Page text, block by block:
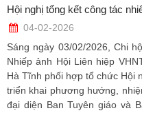
Hội nghị tổng kết công tác
04-02-2026
Sáng ngày 03/02/2026, Chi
Nhiếp ảnh Hội Liên hiệp
Hà Tĩnh phối hợp tổ chức Hội
triển khai phương hướng,
đại diện Ban Tuyên giáo và